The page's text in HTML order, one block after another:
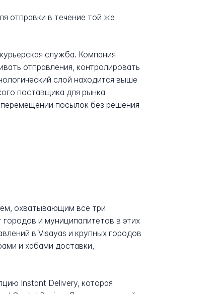
отправки в течение той же
служба. Компания
отправления, контролировать
слой находится выше
поставщика для рынка
посылок без решения
охватывающим все три
и муниципалитетов в этих
в Visayas и крупных городов
и хабами доставки,
Instant Delivery, которая